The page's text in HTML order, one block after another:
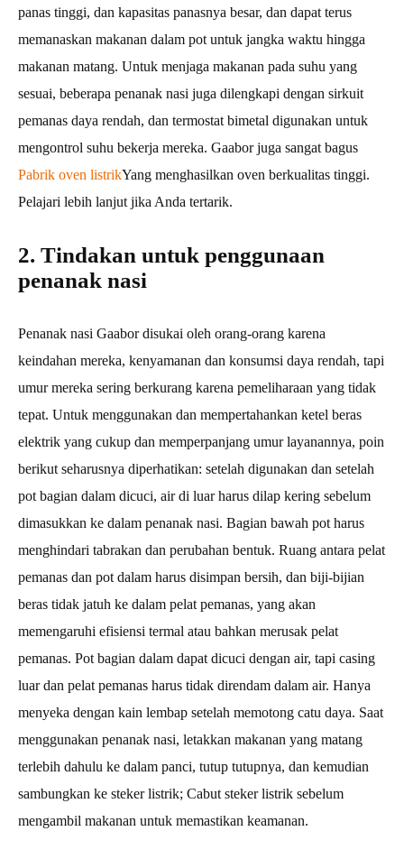
panas tinggi, dan kapasitas panasnya besar, dan dapat terus
memanaskan makanan dalam pot untuk jangka waktu hingga
makanan matang. Untuk menjaga makanan pada suhu yang
sesuai, beberapa penanak nasi juga dilengkapi dengan sirkuit
pemanas daya rendah, dan termostat bimetal digunakan untuk
mengontrol suhu bekerja mereka. Gaabor juga sangat bagus
Pabrik oven listrikYang menghasilkan oven berkualitas tinggi.
Pelajari lebih lanjut jika Anda tertarik.
2. Tindakan untuk penggunaan
penanak nasi
Penanak nasi Gaabor disukai oleh orang-orang karena
keindahan mereka, kenyamanan dan konsumsi daya rendah, tapi
umur mereka sering berkurang karena pemeliharaan yang tidak
tepat. Untuk menggunakan dan mempertahankan ketel beras
elektrik yang cukup dan memperpanjang umur layanannya, poin
berikut seharusnya diperhatikan: setelah digunakan dan setelah
pot bagian dalam dicuci, air di luar harus dilap kering sebelum
dimasukkan ke dalam penanak nasi. Bagian bawah pot harus
menghindari tabrakan dan perubahan bentuk. Ruang antara pelat
pemanas dan pot dalam harus disimpan bersih, dan biji-bijian
beras tidak jatuh ke dalam pelat pemanas, yang akan
memengaruhi efisiensi termal atau bahkan merusak pelat
pemanas. Pot bagian dalam dapat dicuci dengan air, tapi casing
luar dan pelat pemanas harus tidak direndam dalam air. Hanya
menyeka dengan kain lembap setelah memotong catu daya. Saat
menggunakan penanak nasi, letakkan makanan yang matang
terlebih dahulu ke dalam panci, tutup tutupnya, dan kemudian
sambungkan ke steker listrik; Cabut steker listrik sebelum
mengambil makanan untuk memastikan keamanan.